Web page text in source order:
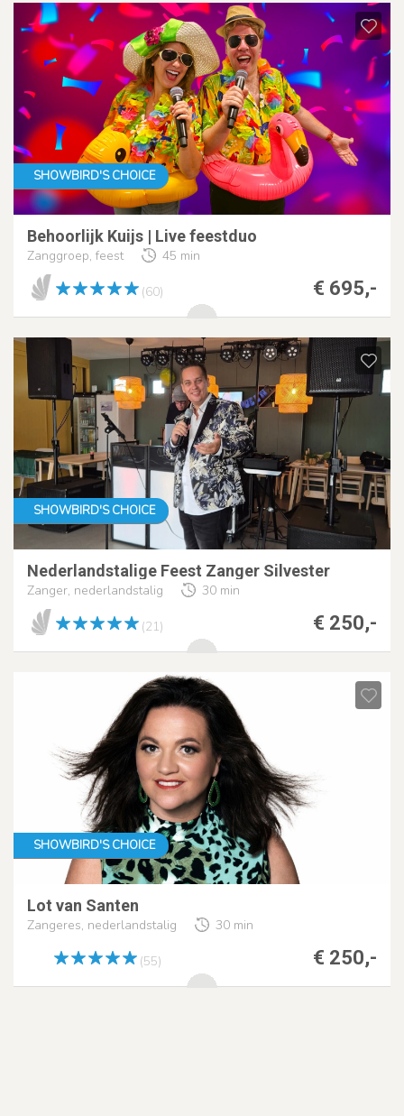
SHOWBIRD'S CHOICE
Behoorlijk Kuijs | Live feestduo
Zanggroep, feest 45 min
€ 695,-
(60)
SHOWBIRD'S CHOICE
Nederlandstalige Feest Zanger Silvester
Zanger, nederlandstalig 30 min
€ 250,-
(21)
SHOWBIRD'S CHOICE
Lot van Santen
Zangeres, nederlandstalig 30 min
€ 250,-
(55)